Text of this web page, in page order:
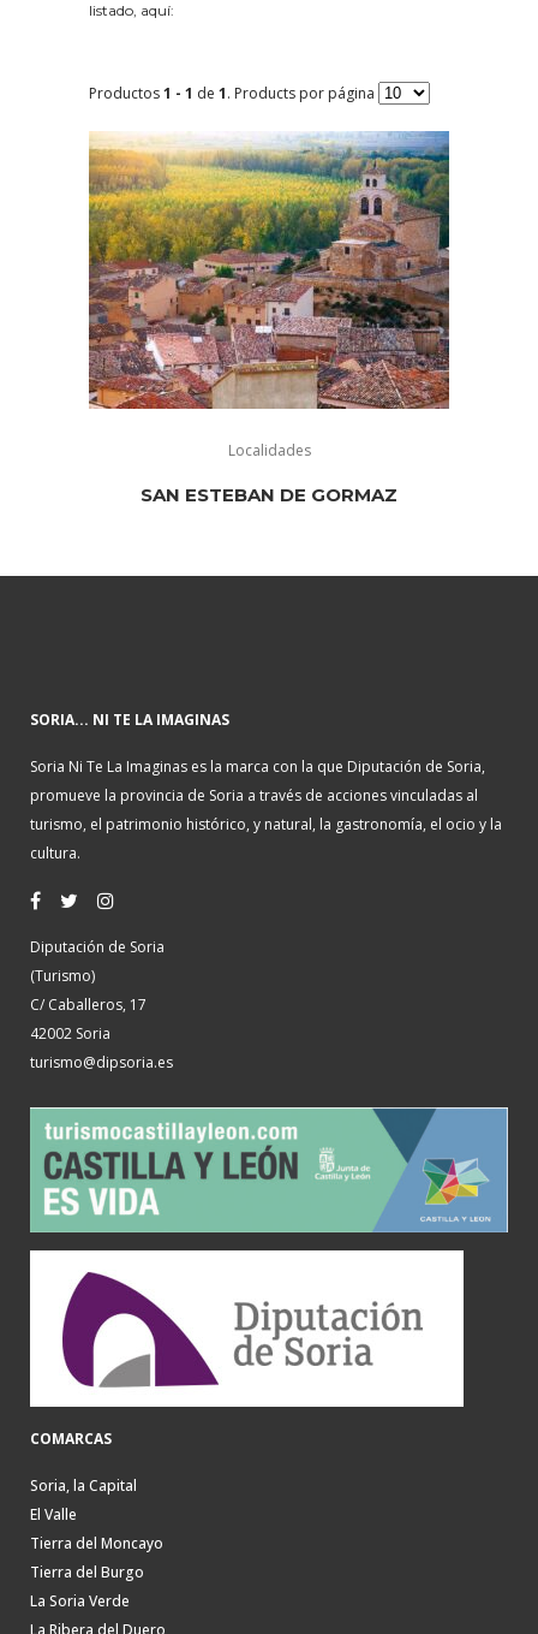
listado, aquí:
Productos1 - 1 de 1. Products por página
Localidades
SAN ESTEBAN DE GORMAZ
SORIA... NI TE LA IMAGINAS
Soria Ni Te La Imaginas es la marca con la que Diputación de Soria,
promueve la provincia de Soria a través de acciones vinculadas al
turismo, el patrimonio histórico, y natural, la gastronomía, el ocio y la
cultura.
Diputación de Soria
(Turismo)
C/ Caballeros, 17
42002 Soria
turismo@dipsoria.es
COMARCAS
Soria, la Capital
El Valle
Tierra del Moncayo
Tierra del Burgo
La Soria Verde